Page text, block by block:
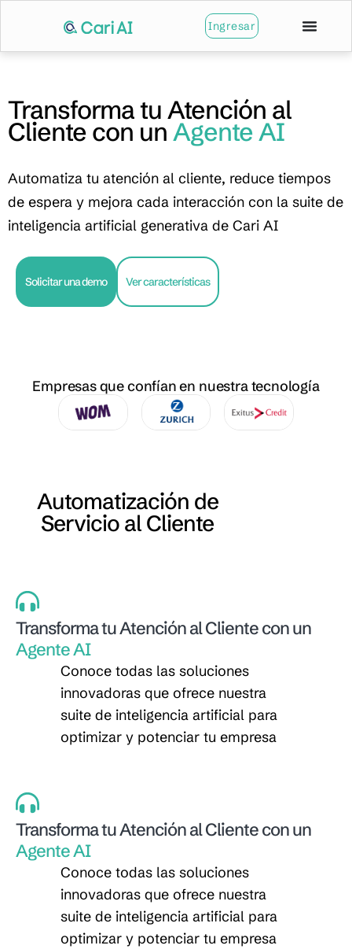
Ingresar
Transforma tu Atención al
Cliente con un Agente AI
Automatiza tu atención al cliente, reduce tiempos
de espera y mejora cada interacción con la suite de
inteligencia artificial generativa de Cari AI
Solicitar una demo Ver características
Empresas que confían en nuestra tecnología
Automatización de
Servicio al Cliente
Transforma tu Atención al Cliente con un
Agente AI
Conoce todas las soluciones
innovadoras que ofrece nuestra
suite de inteligencia artificial para
optimizar y potenciar tu empresa
Transforma tu Atención al Cliente con un
Agente AI
Conoce todas las soluciones
innovadoras que ofrece nuestra
suite de inteligencia artificial para
optimizar y potenciar tu empresa